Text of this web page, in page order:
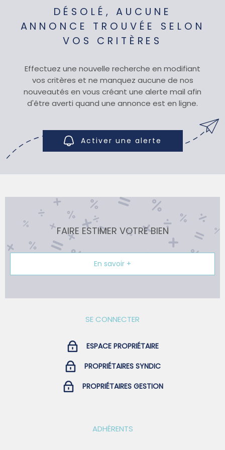
SYNDIC
CONTACT
DÉSOLÉ, AUCUNE
ANNONCE TROUVÉE SELON
VOS CRITÈRES
Effectuez une nouvelle recherche en modifiant
vos critères et ne manquez aucune de nos
nouveautés en vous créant une alerte mail afin
d'être averti quand une annonce est en ligne.
Activer une alerte
FAIRE ESTIMER VOTRE BIEN
En savoir +
SE CONNECTER
ESPACE PROPRIÉTAIRE
PROPRIÉTAIRES SYNDIC
PROPRIÉTAIRES GESTION
ADHÉRENTS